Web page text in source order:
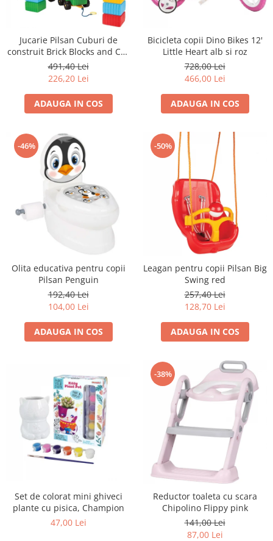
Jucarie Pilsan Cuburi de
construit Brick Blocks and Car
Set 43 piese
491,40 Lei
226,20 Lei
ADAUGA IN COS
Bicicleta copii Dino Bikes 12'
Little Heart alb si roz
728,00 Lei
466,00 Lei
ADAUGA IN COS
-46%
Olita educativa pentru copii
Pilsan Penguin
192,40 Lei
104,00 Lei
ADAUGA IN COS
-50%
Leagan pentru copii Pilsan Big
Swing red
257,40 Lei
128,70 Lei
ADAUGA IN COS
Set de colorat mini ghiveci
plante cu pisica, Champion
47,00 Lei
-38%
Reductor toaleta cu scara
Chipolino Flippy pink
141,00 Lei
87,00 Lei